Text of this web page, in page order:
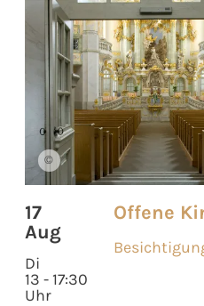
©
17
Aug
Di
13 - 17:30
Uhr
Offene